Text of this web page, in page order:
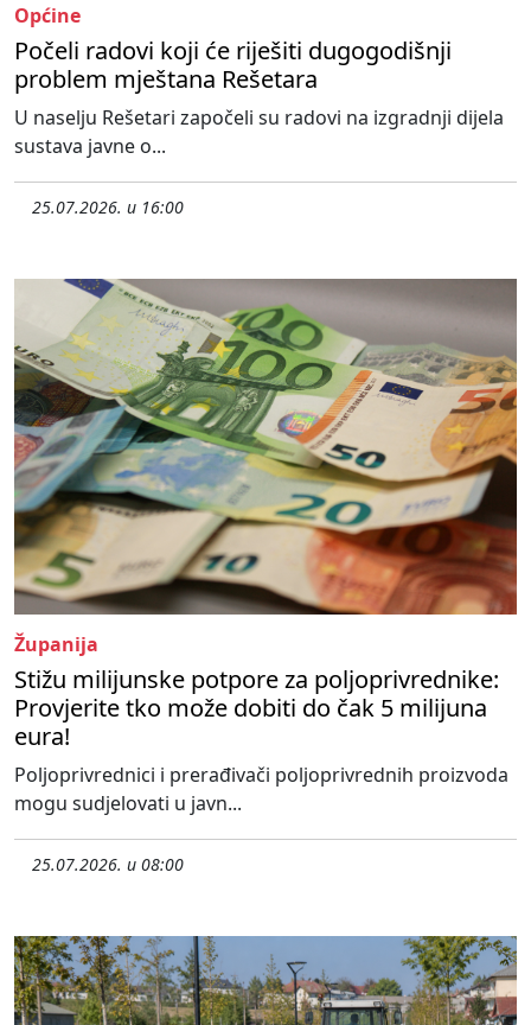
Općine
Počeli radovi koji će riješiti dugogodišnji
problem mještana Rešetara
U naselju Rešetari započeli su radovi na izgradnji dijela
sustava javne o...
25.07.2026. u 16:00
Županija
Stižu milijunske potpore za poljoprivrednike:
Provjerite tko može dobiti do čak 5 milijuna
eura!
Poljoprivrednici i prerađivači poljoprivrednih proizvoda
mogu sudjelovati u javn...
25.07.2026. u 08:00